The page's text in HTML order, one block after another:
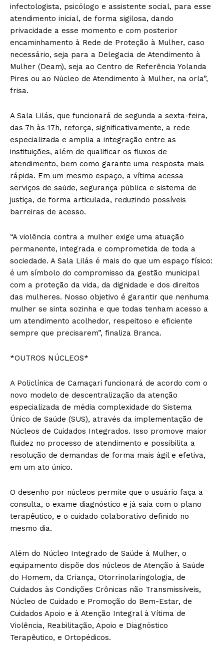
infectologista, psicólogo e assistente social, para esse
atendimento inicial, de forma sigilosa, dando
privacidade a esse momento e com posterior
encaminhamento à Rede de Proteção à Mulher, caso
necessário, seja para a Delegacia de Atendimento à
Mulher (Deam), seja ao Centro de Referência Yolanda
Pires ou ao Núcleo de Atendimento à Mulher, na orla”,
frisa.
A Sala Lilás, que funcionará de segunda a sexta-feira,
das 7h às 17h, reforça, significativamente, a rede
especializada e amplia a integração entre as
instituições, além de qualificar os fluxos de
atendimento, bem como garante uma resposta mais
rápida. Em um mesmo espaço, a vítima acessa
serviços de saúde, segurança pública e sistema de
justiça, de forma articulada, reduzindo possíveis
barreiras de acesso.
“A violência contra a mulher exige uma atuação
permanente, integrada e comprometida de toda a
sociedade. A Sala Lilás é mais do que um espaço físico:
é um símbolo do compromisso da gestão municipal
com a proteção da vida, da dignidade e dos direitos
das mulheres. Nosso objetivo é garantir que nenhuma
mulher se sinta sozinha e que todas tenham acesso a
um atendimento acolhedor, respeitoso e eficiente
sempre que precisarem”, finaliza Branca.
*OUTROS NÚCLEOS*
A Policlínica de Camaçari funcionará de acordo com o
novo modelo de descentralização da atenção
especializada de média complexidade do Sistema
Único de Saúde (SUS), através da implementação de
Núcleos de Cuidados Integrados. Isso promove maior
fluidez no processo de atendimento e possibilita a
resolução de demandas de forma mais ágil e efetiva,
em um ato único.
O desenho por núcleos permite que o usuário faça a
consulta, o exame diagnóstico e já saia com o plano
terapêutico, e o cuidado colaborativo definido no
mesmo dia.
Além do Núcleo Integrado de Saúde à Mulher, o
equipamento dispõe dos núcleos de Atenção à Saúde
do Homem, da Criança, Otorrinolaringologia, de
Cuidados às Condições Crônicas não Transmissíveis,
Núcleo de Cuidado e Promoção do Bem-Estar, de
Cuidados Apoio e à Atenção Integral à Vítima de
Violência, Reabilitação, Apoio e Diagnóstico
Terapêutico, e Ortopédicos.